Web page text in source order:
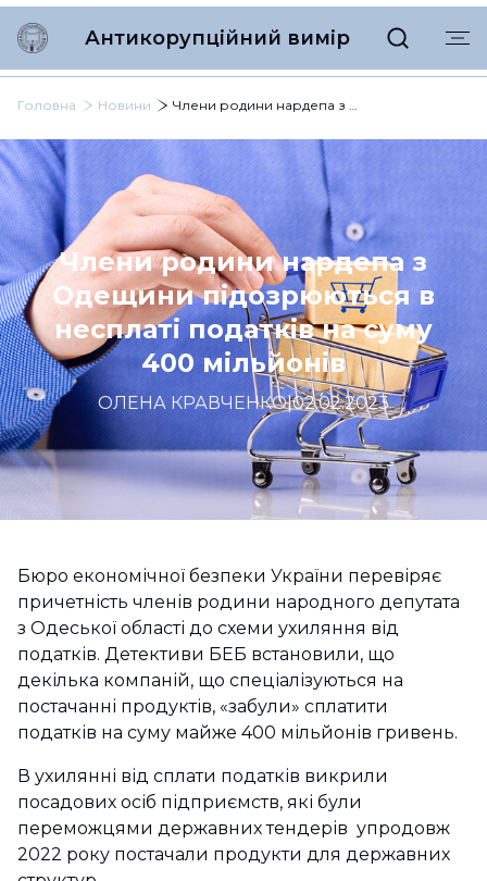
Антикорупційний вимір
Головна Новини Члени родини нардепа з Одещини підозрюються в несплаті податків на суму 400 мільйонів
Члени родини нардепа з
Одещини підозрюються в
несплаті податків на суму
400 мільйонів
ОЛЕНА КРАВЧЕНКО|02.02.2023
Бюро економічної безпеки України перевіряє
причетність членів родини народного депутата
з Одеської області до схеми ухиляння від
податків. Детективи БЕБ встановили, що
декілька компаній, що спеціалізуються на
постачанні продуктів, «забули» сплатити
податків на суму майже 400 мільйонів гривень.
В ухилянні від сплати податків викрили
посадових осіб підприємств, які були
переможцями державних тендерів упродовж
2022 року постачали продукти для державних